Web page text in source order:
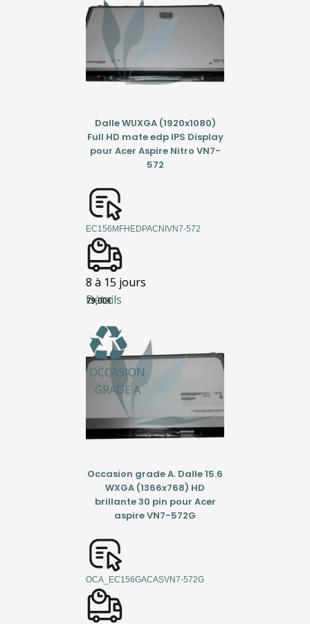
Détails
Dalle WUXGA (1920x1080)
Full HD mate edp IPS Display
pour Acer Aspire Nitro VN7-
572
EC156MFHEDPACNIVN7-572
8 à 15 jours
79,00€
OCCASION
GRADE A
Occasion grade A. Dalle 15.6
WXGA (1366x768) HD
brillante 30 pin pour Acer
aspire VN7-572G
OCA_EC156GACASVN7-572G